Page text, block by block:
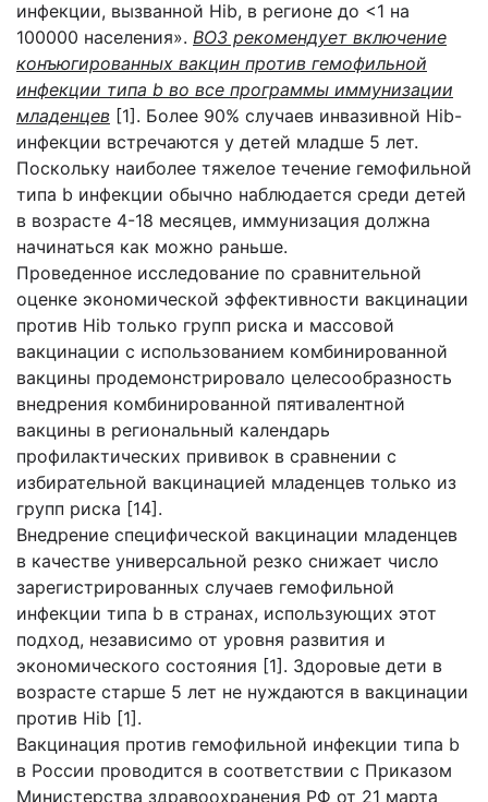
инфекции, вызванной Hib, в регионе до <1 на
100000 населения». ВОЗ рекомендует включение
конъюгированных вакцин против гемофильной
инфекции типа b во все программы иммунизации
младенцев [1]. Более 90% случаев инвазивной Hib-
инфекции встречаются у детей младше 5 лет.
Поскольку наиболее тяжелое течение гемофильной
типа b инфекции обычно наблюдается среди детей
в возрасте 4-18 месяцев, иммунизация должна
начинаться как можно раньше.
Проведенное исследование по сравнительной
оценке экономической эффективности вакцинации
против Hib только групп риска и массовой
вакцинации с использованием комбинированной
вакцины продемонстрировало целесообразность
внедрения комбинированной пятивалентной
вакцины в региональный календарь
профилактических прививок в сравнении с
избирательной вакцинацией младенцев только из
групп риска [14].
Внедрение специфической вакцинации младенцев
в качестве универсальной резко снижает число
зарегистрированных случаев гемофильной
инфекции типа b в странах, использующих этот
подход, независимо от уровня развития и
экономического состояния [1]. Здоровые дети в
возрасте старше 5 лет не нуждаются в вакцинации
против Hib [1].
Вакцинация против гемофильной инфекции типа b
в России проводится в соответствии с Приказом
Министерства здравоохранения РФ от 21 марта